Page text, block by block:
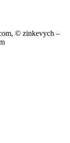
© zinkevych –